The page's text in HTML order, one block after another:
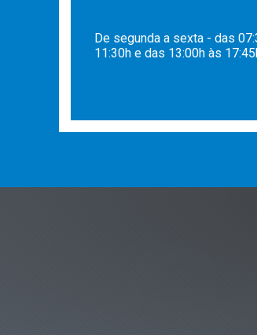
De segunda a sexta - das
11:30h e das 13:00h às